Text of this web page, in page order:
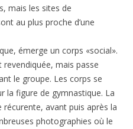
mais les sites de
au plus proche d’une
émerge un corps «social».
mais passe
le groupe. Les corps se
la figure de gymnastique. La
avant puis après la
photographies où le